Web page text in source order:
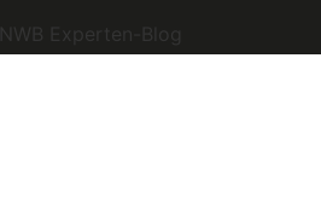
NWB Experten-Blog